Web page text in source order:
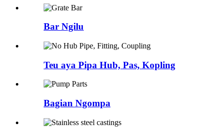
Bar Ngilu
Teu aya Pipa Hub, Pas, Kopling
Bagian Ngompa